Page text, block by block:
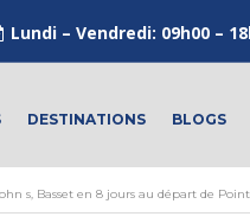
Lundi – Vendredi: 09h00 –
DESTINATIONS BLOGS
s, Basset en 8 jours au départ de